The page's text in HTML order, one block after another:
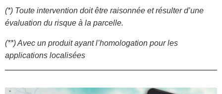
(*) Toute intervention doit être raisonnée et résulter d’une
évaluation du risque à la parcelle.
(**) Avec un produit ayant l’homologation pour les
applications localisées